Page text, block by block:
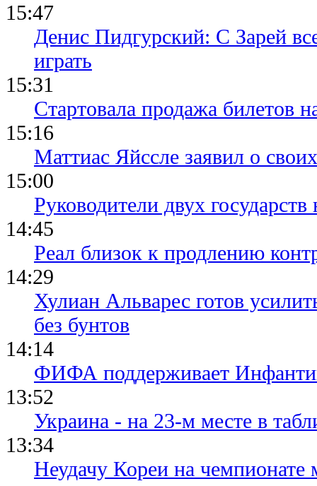
15:47
Денис Пидгурский: С Зарей
играть
15:31
Стартовала продажа билетов
15:16
Маттиас Яйссле заявил о
15:00
Руководители двух
14:45
Реал близок к продлению
14:29
Хулиан Альварес готов
без бунтов
14:14
ФИФА поддерживает
13:52
Украина - на 23-м месте в
13:34
Неудачу Кореи на